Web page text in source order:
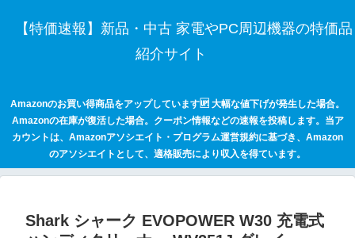
【特価速報】新品・中古 家電やPC周辺機器の特価品
紹介サイト
Amazonのお買い得商品をアップしています🆙 大幅な値下げが発生した場合。
Amazonの在庫が復活した場合。クーポン情報などの速報を投稿します。当ア
カウントは、Amazonアソシエイト・プログラム運営規約に基づき、Amazon
のアソシエイトとして、適格販売により収入を得ています。
Shark シャーク EVOPOWER W30 充電式